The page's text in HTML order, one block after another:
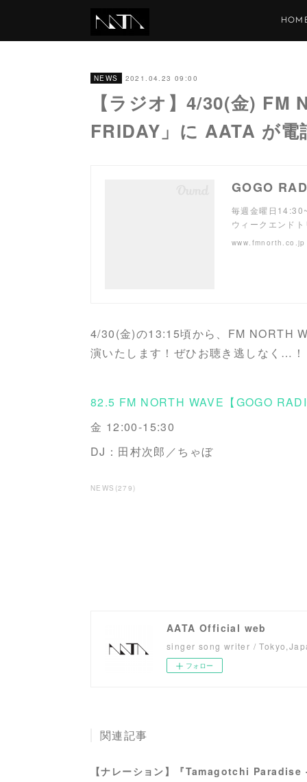
NEWS 2021.04.23 09:00
【ラジオ】4/30(金) FM
FRIDAY」に AATA が電
毎週金曜日
ウィークエンド
www.fmnorth.co.jp
4/30(金)の13:15頃から、FM NORTH
演いたします！ぜひお聴き逃しなく…！
82.5 FM NORTH WAVE【GOGO
金 12:00-15:30
DJ：田村次郎／ちゃぼ
NEWS (279)
AATA Official web
singer song writer /
フォロー
関連記事